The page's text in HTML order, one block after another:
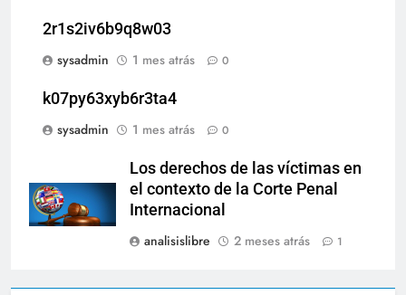
2r1s2iv6b9q8w03
sysadmin
1 mes atrás 0
k07py63xyb6r3ta4
sysadmin
1 mes atrás 0
Los derechos de las víctimas en
el contexto de la Corte Penal
Internacional
analisislibre
2 meses atrás 1